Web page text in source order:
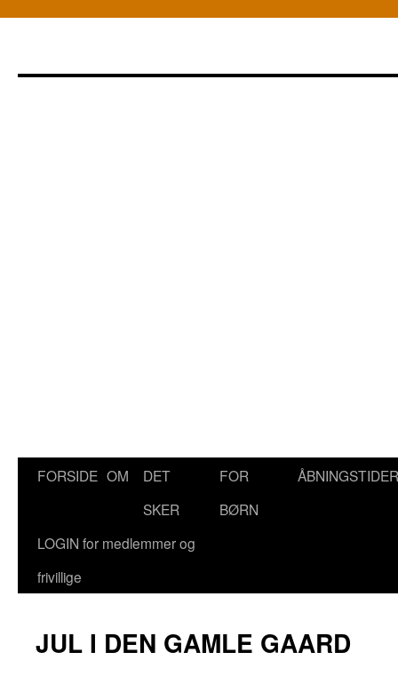
Hop
indhold
FORSIDE OM
DET
SKER
FOR
BØRN
ÅBNINGSTIDER
LOGIN for medlemmer og
frivillige
JUL I DEN GAMLE GAARD